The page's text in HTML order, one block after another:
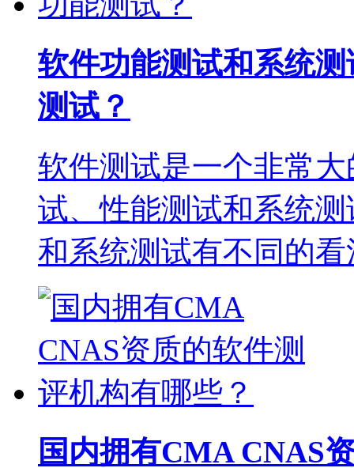
软件功能测试和系统
测试？
软件测试是一个非常
试、性能测试和系统
和系统测试有不同的看
国内拥有CMA CNAS